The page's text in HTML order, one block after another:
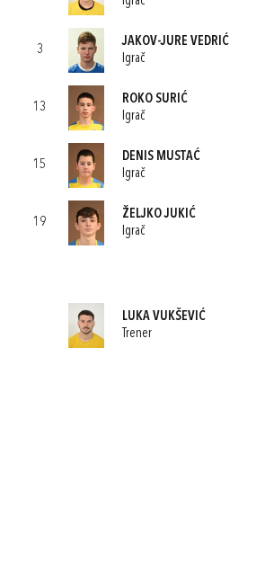
3
JAKOV-JURE VEDRIĆ
Igrač
13
ROKO SURIĆ
Igrač
15
DENIS MUSTAĆ
Igrač
19
ŽELJKO JUKIĆ
Igrač
LUKA VUKŠEVIĆ
Trener